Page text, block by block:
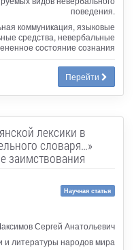
поведения.
коммуникация, языковые
средства, невербальные
состояние сознания
Перейти
лексики в
словаря…»
заимствования
Научная статья
Сергей Анатольевич
и литературы народов мира